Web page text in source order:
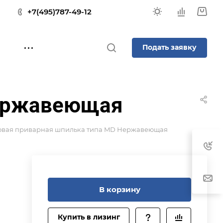
+7(495)787-49-12
Подать заявку
приварная шпилька типа MD Нержавеющая
В корзину
Купить в лизинг